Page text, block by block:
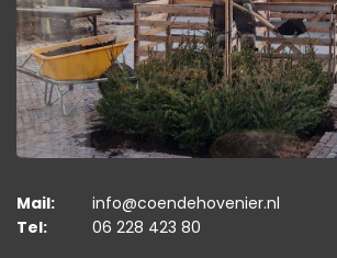
Mail:
info@coendehovenier.nl
Tel:
06 228 423 80